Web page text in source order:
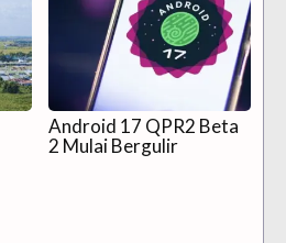
Android 17 QPR2 Beta
2 Mulai Bergulir